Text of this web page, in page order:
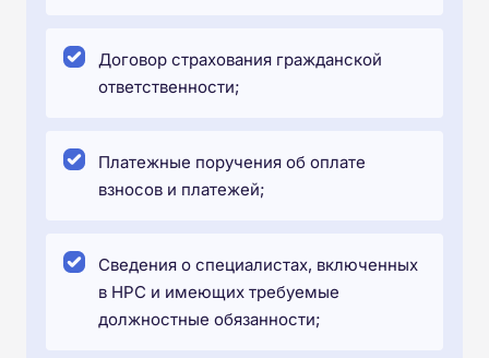
Договор страхования гражданской
ответственности;
Платежные поручения об оплате
взносов и платежей;
Сведения о специалистах, включенных
в НРС и имеющих требуемые
должностные обязанности;